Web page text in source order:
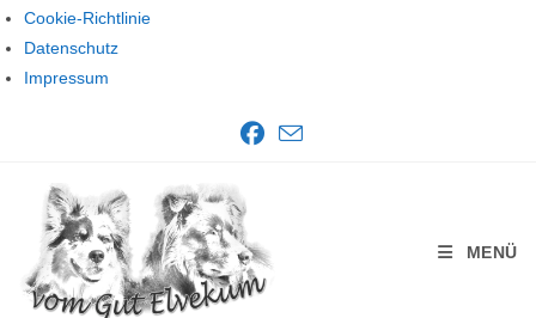
Cookie-Richtlinie
Datenschutz
Impressum
springen
MENÜ